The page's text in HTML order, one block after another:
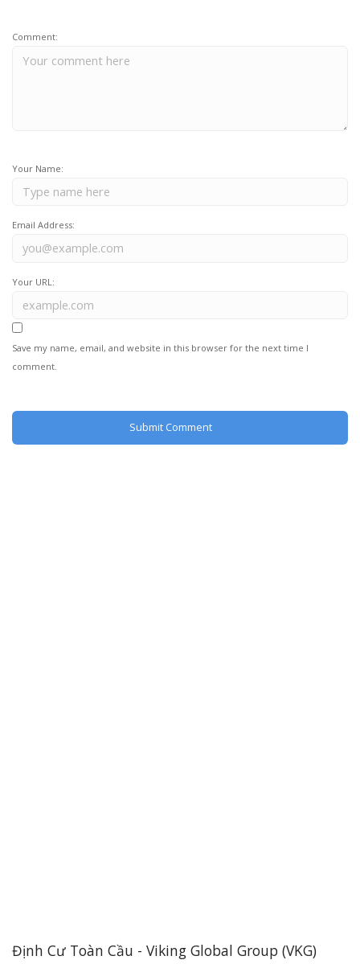
Comment:
Your Name:
Email Address:
Your URL:
Save my name, email, and website in this browser for the next time I
comment.
Định Cư Toàn Cầu - Viking Global Group (VKG)